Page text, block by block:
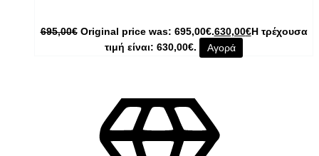
695,00€ Original price was: 695,00€.630,00€Η τρέχουσα
τιμή είναι: 630,00€.
Αγορά